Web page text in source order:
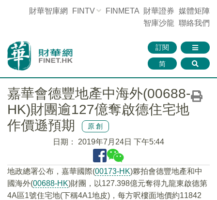
財華智庫網 FINTV FINMETA 財華證券 媒體矩陣
智庫沙龍 聯絡我們
訂閱
简
嘉華會德豐地產中海外(00688-
HK)財團逾127億奪啟德住宅地
作價遜預期
原創
日期： 2019年7月24日 下午5:44
地政總署公布，嘉華國際(00173-HK)夥拍會德豐地產和中
國海外(00688-HK)財團，以127.398億元奪得九龍東啟德第
4A區1號住宅地(下稱4A1地皮)，每方呎樓面地價約11842